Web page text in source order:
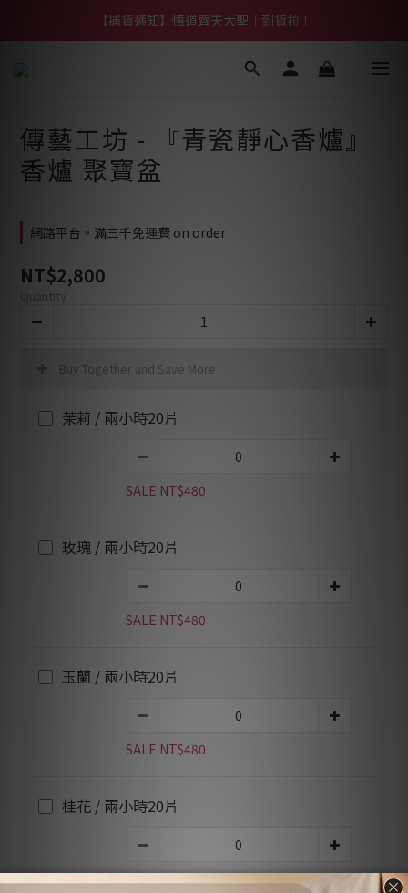
【熱門】馬上有系列！四種寶物幫你財運「轉」進來
【補貨通知】悟道齊天大聖｜到貨拉！
【熱門】馬上有系列！四種寶物幫你財運「轉」進來
傳藝工坊 - 『青瓷靜心香爐』
香爐 聚寶盆
網路平台。滿三千免運費 on order
NT$2,800
Quantity
Buy Together and Save More
茉莉 / 兩小時20片
SALE NT$480
玫瑰 / 兩小時20片
SALE NT$480
玉蘭 / 兩小時20片
SALE NT$480
桂花 / 兩小時20片
SALE NT$480